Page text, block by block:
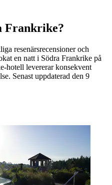
Frankrike?
resenärsrecensioner och
en natt i Södra Frankrike på
hotell levererar konsekvent
Senast uppdaterad den 9